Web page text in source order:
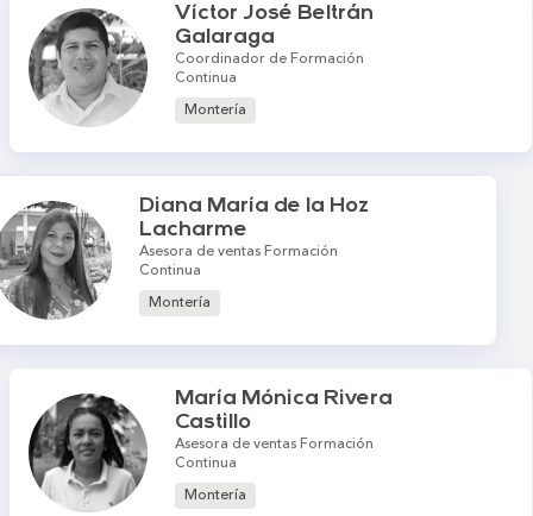
Víctor José Beltrán
Galaraga
Coordinador de Formación
Continua
Montería
Diana María de la Hoz
Lacharme
Asesora de ventas Formación
Continua
Montería
María Mónica Rivera
Castillo
Asesora de ventas Formación
Continua
Montería